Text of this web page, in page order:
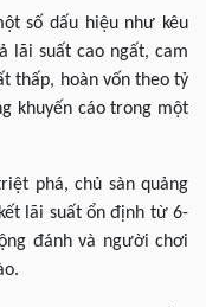
số dấu hiệu như kêu
lãi suất cao ngất, cam
thấp, hoàn vốn theo tỷ
khuyến cáo trong một
phá, chủ sàn quảng
lãi suất ổn định từ 6-
đánh và người chơi